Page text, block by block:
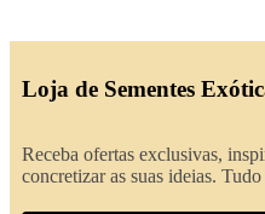
Loja de Sementes
Receba ofertas exclusivas,
concretizar as suas ideias.